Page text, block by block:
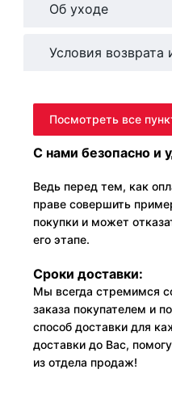
Об уходе
Условия возврата
Посмотреть все
С нами безопасно и
Ведь перед тем, как
праве совершить
покупки и может
его этапе.
Сроки доставки:
Мы всегда стремимся
заказа покупателем и
способ доставки для
доставки до Вас,
из отдела продаж!